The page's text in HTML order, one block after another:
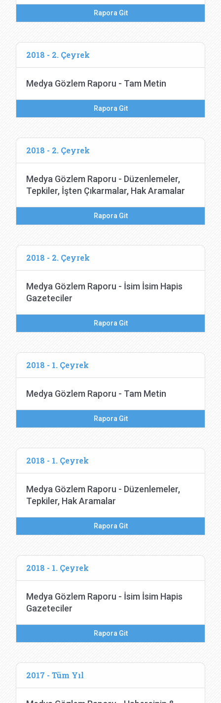
Rapora Git
2018 - 2. Çeyrek
Medya Gözlem Raporu - Tam Metin
Rapora Git
2018 - 2. Çeyrek
Medya Gözlem Raporu - Düzenlemeler,
Tepkiler, İşten Çıkarmalar, Hak Aramalar
Rapora Git
2018 - 2. Çeyrek
Medya Gözlem Raporu - İsim İsim Hapis
Gazeteciler
Rapora Git
2018 - 1. Çeyrek
Medya Gözlem Raporu - Tam Metin
Rapora Git
2018 - 1. Çeyrek
Medya Gözlem Raporu - Düzenlemeler,
Tepkiler, Hak Aramalar
Rapora Git
2018 - 1. Çeyrek
Medya Gözlem Raporu - İsim İsim Hapis
Gazeteciler
Rapora Git
2017 - Tüm Yıl